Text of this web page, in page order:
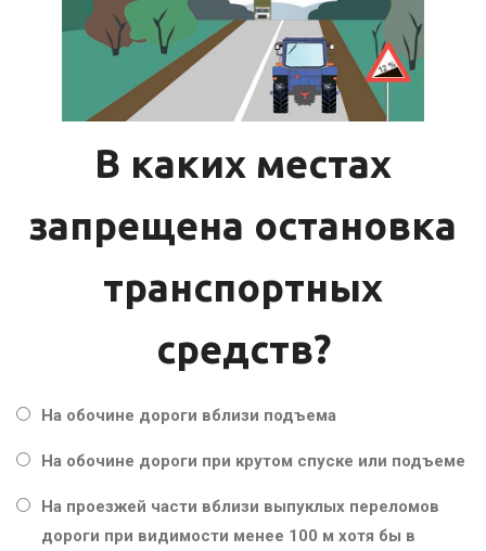
В каких местах
запрещена остановка
транспортных
средств?
На обочине дороги вблизи подъема
На обочине дороги при крутом спуске или подъеме
На проезжей части вблизи выпуклых переломов
дороги при видимости менее 100 м хотя бы в